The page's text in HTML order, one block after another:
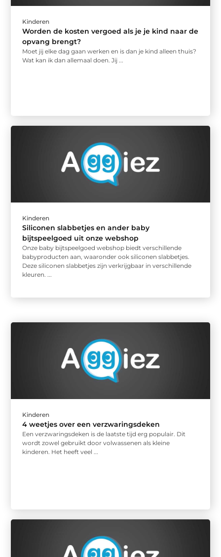
Kinderen
Worden de kosten vergoed als je je kind naar de
opvang brengt?
Moet jij elke dag gaan werken en is dan je kind alleen thuis?
Wat kan ik dan allemaal doen. Jij ...
Kinderen
Siliconen slabbetjes en ander baby
bijtspeelgoed uit onze webshop
Onze baby bijtspeelgoed webshop biedt verschillende
babyproducten aan, waaronder ook siliconen slabbetjes.
Deze siliconen slabbetjes zijn verkrijgbaar in verschillende
kleuren. ...
Kinderen
4 weetjes over een verzwaringsdeken
Een verzwaringsdeken is de laatste tijd erg populair. Dit
wordt zowel gebruikt door volwassenen als kleine
kinderen. Het heeft veel ...